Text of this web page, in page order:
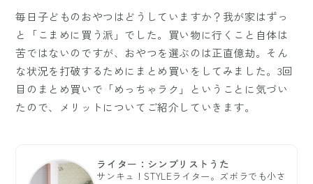
毎日子どものおやつはどうしていますか？我が家はずっ
と「こまめに買う派」でした。買い物に行くこと自体は
苦ではないのですが、おやつを選ぶのは正直億劫。そん
な状況を打破するためにまとめ買いをしてみました。3回
目のまとめ買いで「めっちゃラク」ということに気づい
たので、メリットについてご紹介していきます。
ライター：シンプリストうた
サンキュ！STYLEライター。ズボラでも小さ